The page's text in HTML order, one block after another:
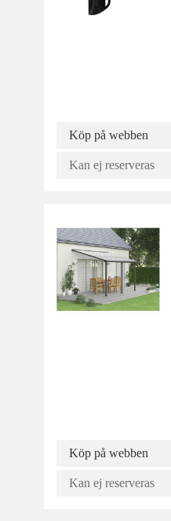
Köp på webben
Kan ej reserveras
Köp på webben
Kan ej reserveras